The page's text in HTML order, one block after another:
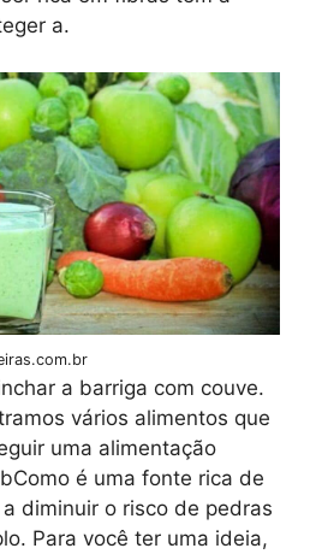
a.
a barriga com couve.
vários alimentos que
uma alimentação
é uma fonte rica de
diminuir o risco de pedras
Para você ter uma ideia,